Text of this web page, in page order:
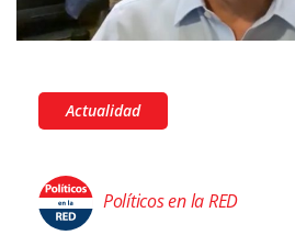
Actualidad
Políticos en la RED